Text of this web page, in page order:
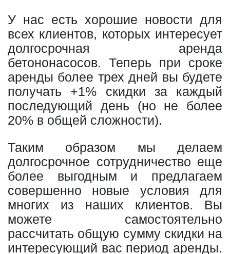
У нас есть хорошие новости для
всех клиентов, которых интересует
долгосрочная аренда
бетононасосов. Теперь при сроке
аренды более трех дней вы будете
получать +1% скидки за каждый
последующий день (но не более
20% в общей сложности).
Таким образом мы делаем
долгосрочное сотрудничество еще
более выгодным и предлагаем
совершенно новые условия для
многих из наших клиентов. Вы
можете самостоятельно
рассчитать общую сумму скидки на
интересующий вас период аренды.